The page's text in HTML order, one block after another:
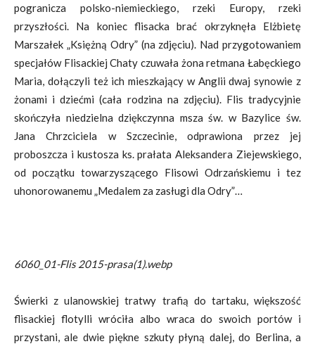
pogranicza polsko-niemieckiego, rzeki Europy, rzeki
przyszłości. Na koniec flisacka brać okrzyknęła Elżbietę
Marszałek „Księżną Odry” (na zdjęciu). Nad przygotowaniem
specjałów Flisackiej Chaty czuwała żona retmana Łabęckiego
Maria, dołączyli też ich mieszkający w Anglii dwaj synowie z
żonami i dziećmi (cała rodzina na zdjęciu). Flis tradycyjnie
skończyła niedzielna dziękczynna msza św. w Bazylice św.
Jana Chrzciciela w Szczecinie, odprawiona przez jej
proboszcza i kustosza ks. prałata Aleksandera Ziejewskiego,
od początku towarzyszącego Flisowi Odrzańskiemu i tez
uhonorowanemu „Medalem za zasługi dla Odry”…
6060_01-Flis 2015-prasa(1).webp
Świerki z ulanowskiej tratwy trafią do tartaku, większość
flisackiej flotylli wróciła albo wraca do swoich portów i
przystani, ale dwie piękne szkuty płyną dalej, do Berlina, a